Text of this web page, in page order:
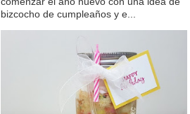
bizcocho de cumpleaños y e...